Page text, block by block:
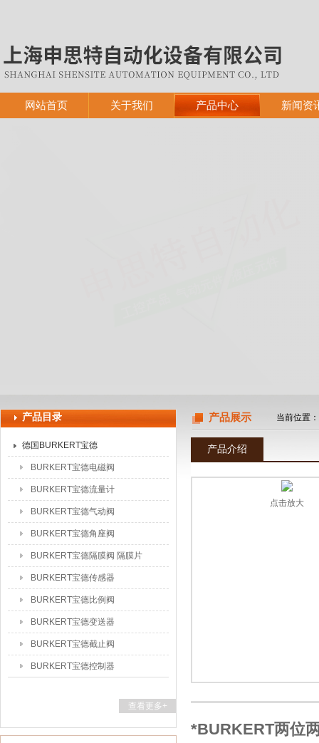
网站首页 关于我们 产品中心 新闻资
产品目录
德国BURKERT宝德
BURKERT宝德电磁阀
BURKERT宝德流量计
BURKERT宝德气动阀
BURKERT宝德角座阀
BURKERT宝德隔膜阀 隔膜片
BURKERT宝德传感器
BURKERT宝德比例阀
BURKERT宝德变送器
BURKERT宝德截止阀
BURKERT宝德控制器
查看更多+
产品展示 当前位置：
产品介绍
点击放大
*BURKERT两位